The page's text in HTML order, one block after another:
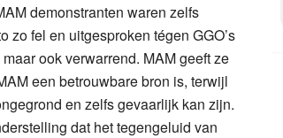
demonstranten waren zelfs
zo fel en uitgesproken tégen GGO’s
ook verwarrend. MAM geeft ze
een betrouwbare bron is, terwijl
en zelfs gevaarlijk kan zijn.
dat het tegengeluid van